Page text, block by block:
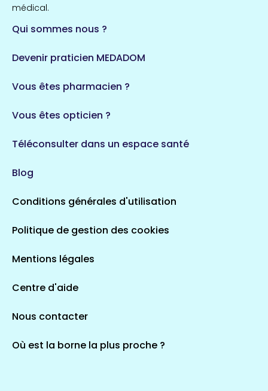
médical.
Qui sommes nous ?
Devenir praticien MEDADOM
Vous êtes pharmacien ?
Vous êtes opticien ?
Téléconsulter dans un espace santé
Blog
Conditions générales d'utilisation
Politique de gestion des cookies
Mentions légales
Centre d'aide
Nous contacter
Où est la borne la plus proche ?